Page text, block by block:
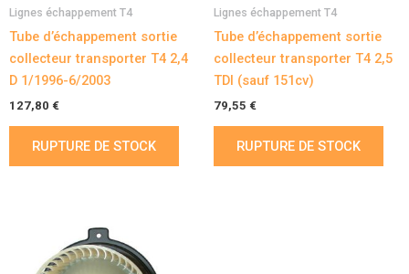
Lignes échappement T4
Tube d’échappement sortie
collecteur transporter T4 2,4
D 1/1996-6/2003
127,80 €
RUPTURE DE STOCK
Lignes échappement T4
Tube d’échappement sortie
collecteur transporter T4 2,5
TDI (sauf 151cv)
79,55 €
RUPTURE DE STOCK